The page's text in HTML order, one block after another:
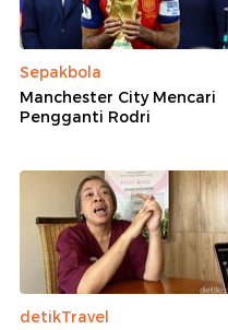
Sepakbola
Manchester City Mencari
Pengganti Rodri
detikTravel